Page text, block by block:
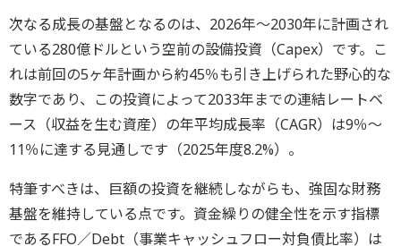
次なる成長の基盤となるのは、2026年～2030年に計画され
ている280億ドルという空前の設備投資（Capex）です。こ
れは前回の5ヶ年計画から約45％も引き上げられた野心的な
数字であり、この投資によって2033年までの連結レートベ
ース（収益を生む資産）の年平均成長率（CAGR）は9％～
11％に達する見通しです（2025年度8.2%）。
特筆すべきは、巨額の投資を継続しながらも、強固な財務
基盤を維持している点です。資金繰りの健全性を示す指標
であるFFO／Debt（事業キャッシュフロー対負債比率）は